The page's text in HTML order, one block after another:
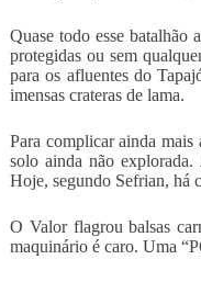
Quase todo esse batalhão
protegidas ou sem
para os afluentes do
imensas crateras de lama.
Para complicar ainda mais
solo ainda não
Hoje, segundo Sefrian, há
O Valor flagrou balsas
maquinário é caro. Uma